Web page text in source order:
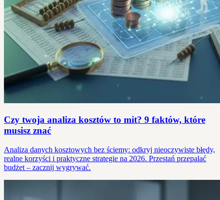
Czy twoja analiza kosztów to mit? 9 faktów, które
musisz znać
Analiza danych kosztowych bez ściemy: odkryj nieoczywiste błędy,
realne korzyści i praktyczne strategie na 2026. Przestań przepalać
budżet – zacznij wygrywać.